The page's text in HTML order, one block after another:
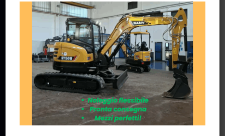
+39 0875 724075
info@tctrade.it
Orari apertura Uffici:
Lun / Ven: 8:30 - 18:00
Privacy:
Informativa sulla Privacy